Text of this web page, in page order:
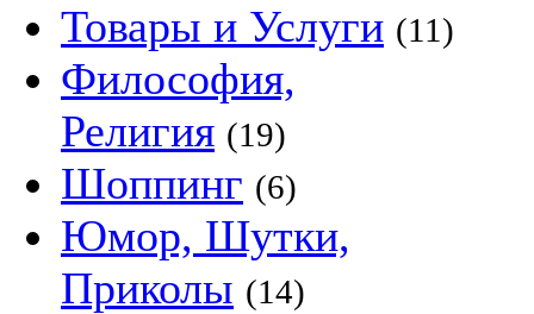
Товары и Услуги (11)
Философия,
Религия (19)
Шоппинг (6)
Юмор, Шутки,
Приколы (14)